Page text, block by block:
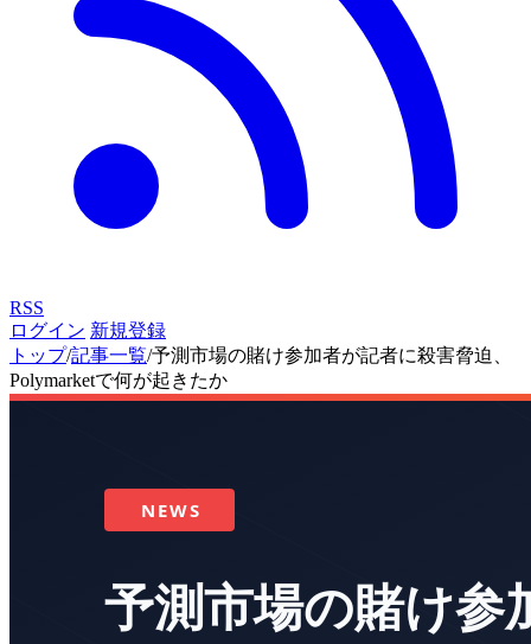
RSS
ログイン 新規登録
トップ/記事一覧/予測市場の賭け参加者が記者に殺害脅迫、
Polymarketで何が起きたか